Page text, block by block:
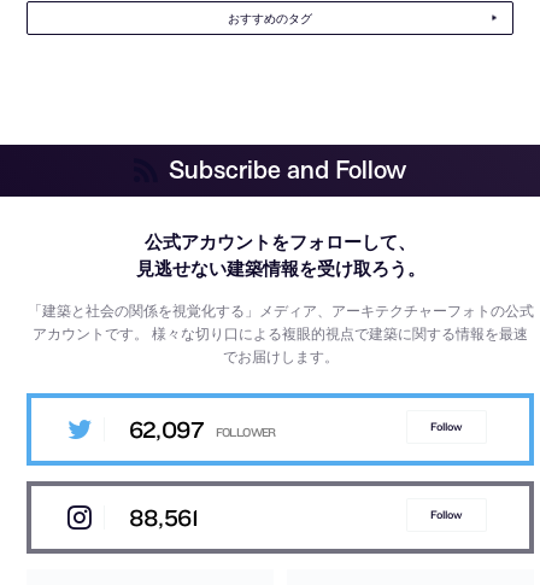
おすすめのタグ
Subscribe and Follow
公式アカウントをフォローして、
見逃せない建築情報を受け取ろう。
「建築と社会の関係を視覚化する」メディア、アーキテクチャーフォトの公式
アカウントです。様々な切り口による複眼的視点で建築に関する情報を最速
でお届けします。
62,097 Follow
88,561 Follow